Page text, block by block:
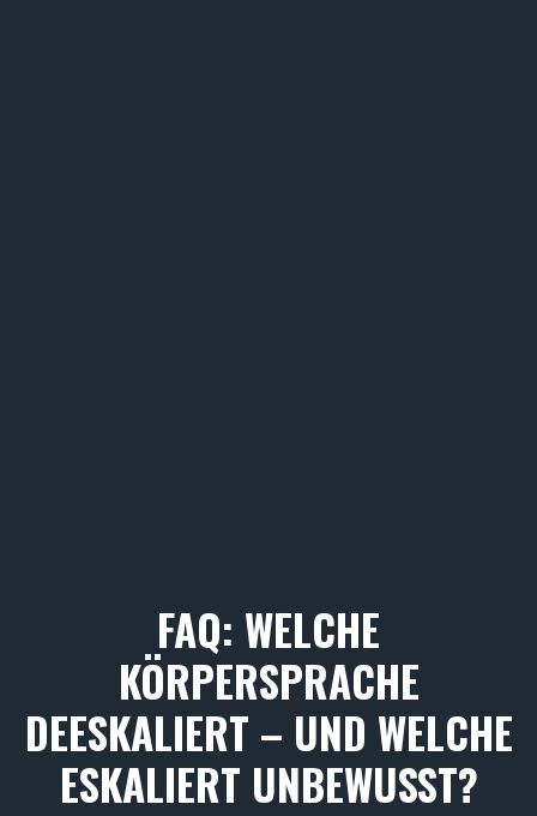
FAQ: WELCHE
KÖRPERSPRACHE
DEESKALIERT – UND WELCHE
ESKALIERT UNBEWUSST?